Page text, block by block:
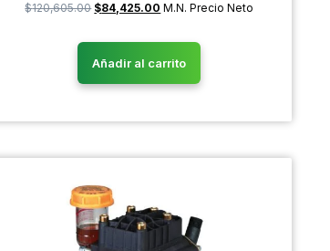
$120,605.00 $84,425.00 M.N. Precio Neto
Añadir al carrito